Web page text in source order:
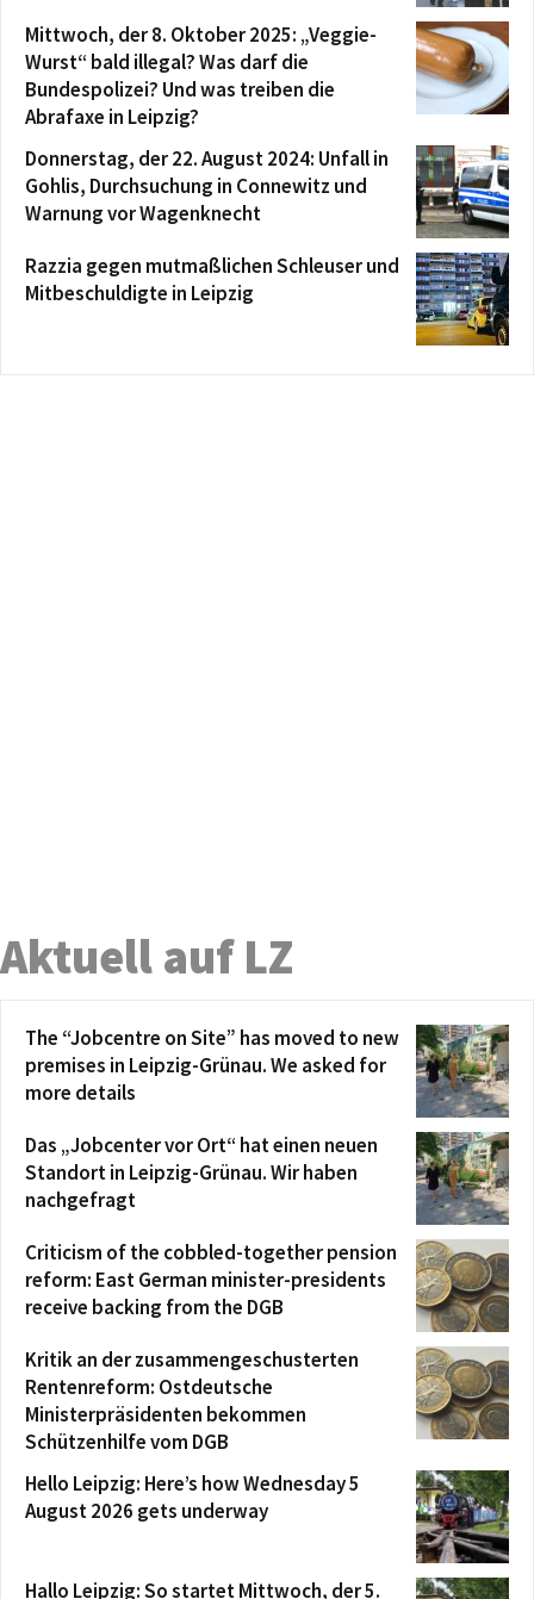
Mittwoch, der 8. Oktober 2025: „Veggie-
Wurst“ bald illegal? Was darf die
Bundespolizei? Und was treiben die
Abrafaxe in Leipzig?
Donnerstag, der 22. August 2024: Unfall in
Gohlis, Durchsuchung in Connewitz und
Warnung vor Wagenknecht
Razzia gegen mutmaßlichen Schleuser und
Mitbeschuldigte in Leipzig
Aktuell auf LZ
The “Jobcentre on Site” has moved to new
premises in Leipzig-Grünau. We asked for
more details
Das „Jobcenter vor Ort“ hat einen neuen
Standort in Leipzig-Grünau. Wir haben
nachgefragt
Criticism of the cobbled-together pension
reform: East German minister-presidents
receive backing from the DGB
Kritik an der zusammengeschusterten
Rentenreform: Ostdeutsche
Ministerpräsidenten bekommen
Schützenhilfe vom DGB
Hello Leipzig: Here’s how Wednesday 5
August 2026 gets underway
Hallo Leipzig: So startet Mittwoch, der 5.